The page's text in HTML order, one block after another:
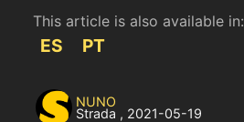
This article is also available in:
ES
PT
NUNO
Strada , 2021-05-19